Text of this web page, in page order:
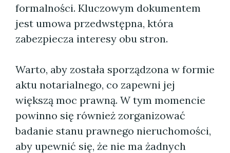
formalności. Kluczowym dokumentem
jest umowa przedwstępna, która
zabezpiecza interesy obu stron.
Warto, aby została sporządzona w formie
aktu notarialnego, co zapewni jej
większą moc prawną. W tym momencie
powinno się również zorganizować
badanie stanu prawnego nieruchomości,
aby upewnić się, że nie ma żadnych